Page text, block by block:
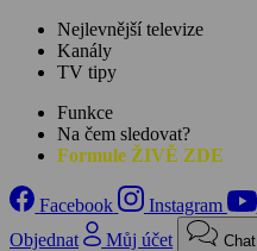
Nejlevnější televize
Kanály
TV tipy
Funkce
Na čem sledovat?
Formule ŽIVĚ ZDE
Facebook Instagram
Objednat
Můj účet Chat